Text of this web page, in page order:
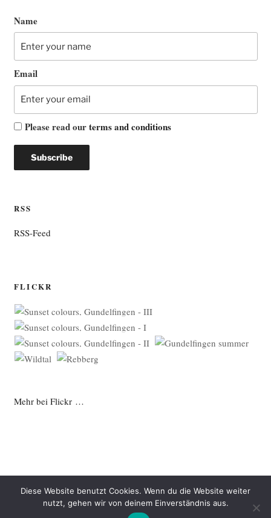
Name
Email
Please read ourterms and conditions
RSS
RSS-Feed
FLICKR
Mehr bei Flickr …
Datenschutzerklärung Mit Stolz präsentiert von WordPress
Diese Website benutzt Cookies. Wenn du die Website weiter
nutzt, gehen wir von deinem Einverständnis aus.